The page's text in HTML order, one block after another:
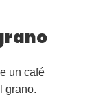
un café
grano.